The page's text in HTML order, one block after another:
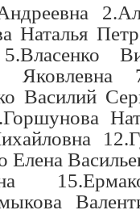
Наталья
Яковлевна
Василий
Елена